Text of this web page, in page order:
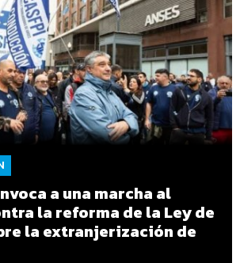
a una marcha al
la reforma de la Ley de
la extranjerización de